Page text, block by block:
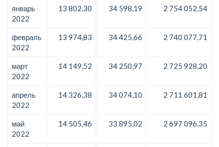
январь
2022
13 802,30 34 598,19 2 754 052,54
февраль
2022
13 974,83 34 425,66 2 740 077,71
март
2022
14 149,52 34 250,97 2 725 928,20
апрель
2022
14 326,38 34 074,10 2 711 601,81
май
2022
14 505,46 33 895,02 2 697 096,35